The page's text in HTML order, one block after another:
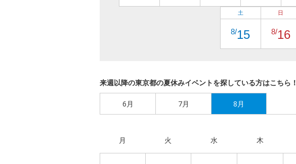
土
8/15
日
8/16
来週以降の東京都の夏休みイベントを探している方はこちら！
6月 7月 8月
月 火 水 木